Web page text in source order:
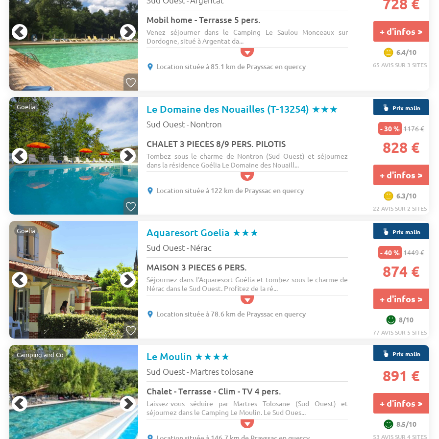
Mobil home - Terrasse 5 pers.
Venez séjourner dans le Camping Le Saulou Monceaux sur
Dordogne, situé à Argentat da...
Location située à 85.1 km de Prayssac en quercy
728 €
+ d'infos >
6.4/10
65 AVIS SUR 3 SITES
Goelia Le Domaine des Nouailles (T-13254) ★★★
Sud Ouest - Nontron
CHALET 3 PIECES 8/9 PERS. PILOTIS
Tombez sous le charme de Nontron (Sud Ouest) et séjournez
dans la résidence Goélia Le Domaine des Nouaill...
Location située à 122 km de Prayssac en quercy
Prix malin
- 30 % 1176 €
828 €
+ d'infos >
6.3/10
22 AVIS SUR 2 SITES
Goelia Aquaresort Goelia ★★★
Sud Ouest- Nérac
MAISON 3 PIECES 6 PERS.
Séjournez dans l'Aquaresort Goélia et tombez sous le charme de
Nérac dans le Sud Ouest. Profitez de la ré...
Location située à 78.6 km de Prayssac en quercy
Prix malin
- 40 % 1449 €
874 €
+ d'infos >
8/10
77 AVIS SUR 5 SITES
Camping and Co Le Moulin ★★★★
Sud Ouest - Martres tolosane
Chalet - Terrasse - Clim - TV 4 pers.
Laissez-vous séduire par Martres Tolosane (Sud Ouest) et
séjournez dans le Camping Le Moulin. Le Sud Oues...
Prix malin
891 €
+ d'infos >
8.5/10
53 AVIS SUR 4 SITES